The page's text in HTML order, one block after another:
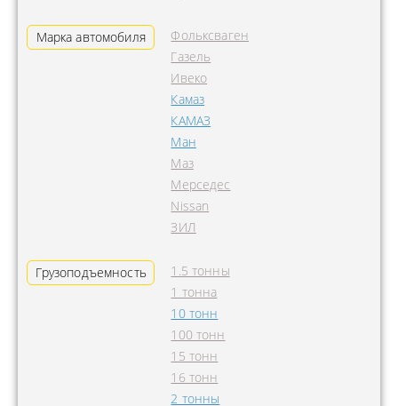
Марка автомобиля
Фольксваген
Газель
Ивеко
Камаз
КАМАЗ
Ман
Маз
Мерседес
Nissan
ЗИЛ
Грузоподъемность
1.5 тонны
1 тонна
10 тонн
100 тонн
15 тонн
16 тонн
2 тонны